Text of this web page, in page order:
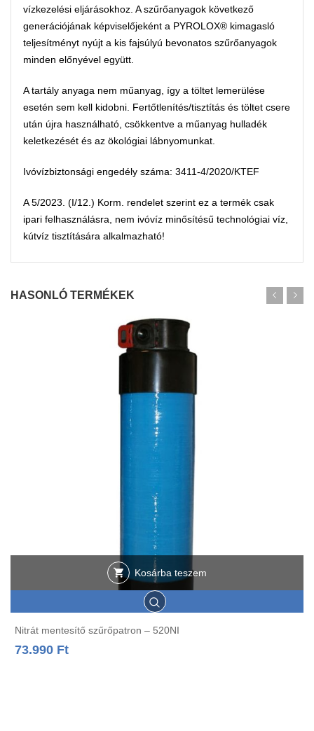
vízkezelési eljárásokhoz. A szűrőanyagok következő
generációjának képviselőjeként a PYROLOX® kimagasló
teljesítményt nyújt a kis fajsúlyú bevonatos szűrőanyagok
minden előnyével együtt.
A tartály anyaga nem műanyag, így a töltet lemerülése
esetén sem kell kidobni. Fertőtlenítés/tisztítás és töltet csere
után újra használható, csökkentve a műanyag hulladék
keletkezését és az ökológiai lábnyomunkat.
Ivóvízbiztonsági engedély száma: 3411-4/2020/KTEF
A 5/2023. (I/12.) Korm. rendelet szerint ez a termék csak
ipari felhasználásra, nem ivóvíz minősítésű technológiai víz,
kútvíz tisztítására alkalmazható!
HASONLÓ TERMÉKEK
Kosárba teszem
Nitrát mentesítő szűrőpatron – 520NI
73.990 Ft